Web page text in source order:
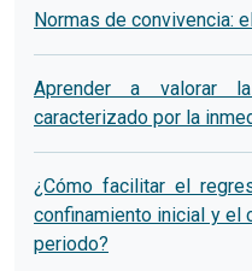
Normas de convivencia:
Aprender a valorar
caracterizado por la
¿Cómo facilitar el
confinamiento inicial y el
periodo?